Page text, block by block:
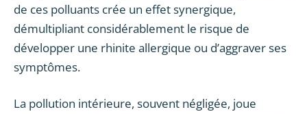
de ces polluants crée un effet synergique,
démultipliant considérablement le risque de
développer une rhinite allergique ou d’aggraver ses
symptômes.
La pollution intérieure, souvent négligée, joue